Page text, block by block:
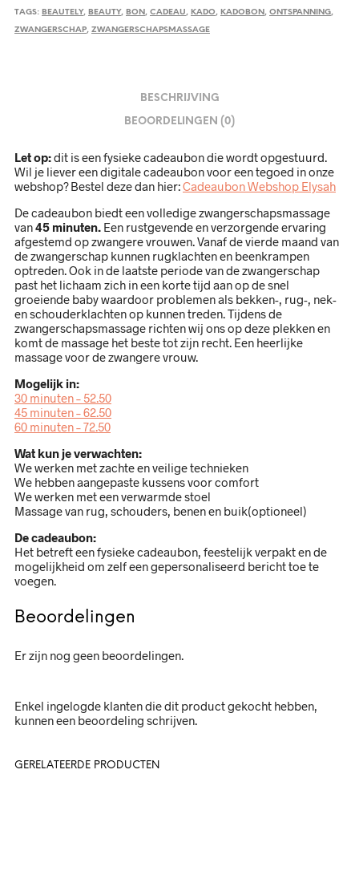
TAGS: BEAUTELY, BEAUTY, BON , CADEAU, KADO, KADOBON , ONTSPANNING,
ZWANGERSCHAP, ZWANGERSCHAPSMASSAGE
BESCHRIJVING
BEOORDELINGEN (0)
Let op:dit is een fysieke cadeaubon die wordt opgestuurd.
Wil je liever een digitale cadeaubon voor een tegoed in onze
webshop? Bestel deze dan hier:Cadeaubon Webshop Elysah
De cadeaubon biedt een volledige zwangerschapsmassage
van45 minuten. Een rustgevende en verzorgende ervaring
afgestemd op zwangere vrouwen. Vanaf de vierde maand van
de zwangerschap kunnen rugklachten en beenkrampen
optreden. Ook in de laatste periode van de zwangerschap
past het lichaam zich in een korte tijd aan op de snel
groeiende baby waardoor problemen als bekken-, rug-, nek-
en schouderklachten op kunnen treden. Tijdens de
zwangerschapsmassage richten wij ons op deze plekken en
komt de massage het beste tot zijn recht. Een heerlijke
massage voor de zwangere vrouw.
Mogelijk in:
30 minuten – 52.50
45 minuten – 62.50
60 minuten – 72.50
Wat kun je verwachten:
We werken met zachte en veilige technieken
We hebben aangepaste kussens voor comfort
We werken met een verwarmde stoel
Massage van rug, schouders, benen en buik(optioneel)
De cadeaubon:
Het betreft een fysieke cadeaubon, feestelijk verpakt en de
mogelijkheid om zelf een gepersonaliseerd bericht toe te
voegen.
Beoordelingen
Er zijn nog geen beoordelingen.
Enkel ingelogde klanten die dit product gekocht hebben,
kunnen een beoordeling schrijven.
GERELATEERDE PRODUCTEN